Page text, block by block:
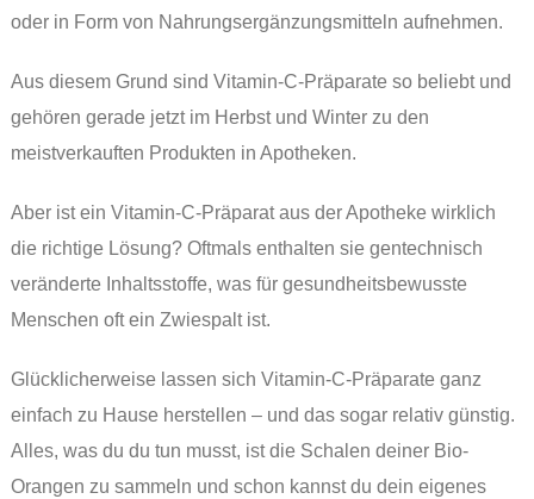
oder in Form von Nahrungsergänzungsmitteln aufnehmen.
Aus diesem Grund sind Vitamin-C-Präparate so beliebt und
gehören gerade jetzt im Herbst und Winter zu den
meistverkauften Produkten in Apotheken.
Aber ist ein Vitamin-C-Präparat aus der Apotheke wirklich
die richtige Lösung? Oftmals enthalten sie gentechnisch
veränderte Inhaltsstoffe, was für gesundheitsbewusste
Menschen oft ein Zwiespalt ist.
Glücklicherweise lassen sich Vitamin-C-Präparate ganz
einfach zu Hause herstellen – und das sogar relativ günstig.
Alles, was du du tun musst, ist die Schalen deiner Bio-
Orangen zu sammeln und schon kannst du dein eigenes